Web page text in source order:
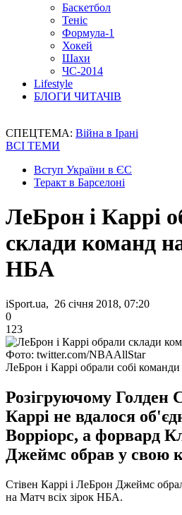
Баскетбол
Теніс
Формула-1
Хокей
Шахи
ЧС-2014
Lifestyle
БЛОГИ ЧИТАЧІВ
СПЕЦТЕМА: Війна в Ірані
ВСІ ТЕМИ
Вступ України в ЄС
Теракт в Барселоні
ЛеБрон і Каррі
склади команд
НБА
iSport.ua, 26 січня 2018, 07:20
0
123
Фото: twitter.com/NBAAllStar
ЛеБрон і Каррі обрали собі команди
Розігруючому Голден
Каррі не вдалося
Ворріорс, а форвард
Джеймс обрав у свою
Стівен Каррі і ЛеБрон Джеймс
на Матч всіх зірок НБА.